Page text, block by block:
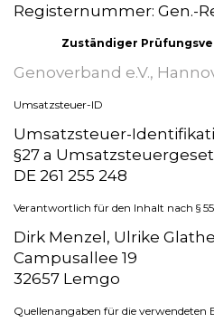
Registernummer: Gen.-
Zuständiger
Genoverband e.V.,
Umsatzsteuer-ID
Umsatzsteuer-
§27 a
DE 261 255 248
Verantwortlich für den Inhalt nach §
Dirk Menzel, Ulrike Glathe
Campusallee 19
32657 Lemgo
Quellenangaben für die verwendeten